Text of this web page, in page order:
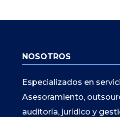
NOSOTROS
Especializados en
Asesoramiento,
auditoría, jurídico y